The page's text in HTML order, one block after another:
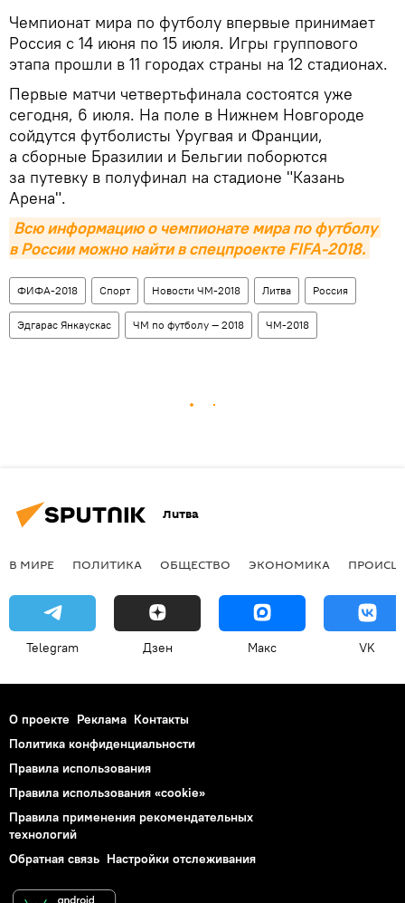
Чемпионат мира по футболу впервые принимает
Россия с 14 июня по 15 июля. Игры группового
этапа прошли в 11 городах страны на 12 стадионах.
Первые матчи четвертьфинала состоятся уже
сегодня, 6 июля. На поле в Нижнем Новгороде
сойдутся футболисты Уругвая и Франции,
а сборные Бразилии и Бельгии поборются
за путевку в полуфинал на стадионе "Казань
Арена".
Всю информацию о чемпионате мира по футболу
в России можно найти в спецпроекте FIFA-2018.
ФИФА-2018 Спорт Новости ЧМ-2018 Литва Россия
Эдгарас Янкаускас ЧМ по футболу — 2018 ЧМ-2018
Литва
В МИРЕ ПОЛИТИКА ОБЩЕСТВО ЭКОНОМИКА
Telegram Дзен Макс VK
О проекте Реклама Контакты
Политика конфиденциальности
Правила использования
Правила использования «cookie»
Правила применения рекомендательных
технологий
Обратная связь Настройки отслеживания